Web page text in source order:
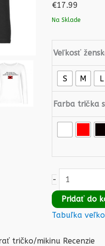
€17.99
Na Sklade
Veľkosť
S M L
Farba trička
-
budu
zticha,
poběží
mi
titulky
Pridať do
Tabuľka
tričko/mikinu Recenzie